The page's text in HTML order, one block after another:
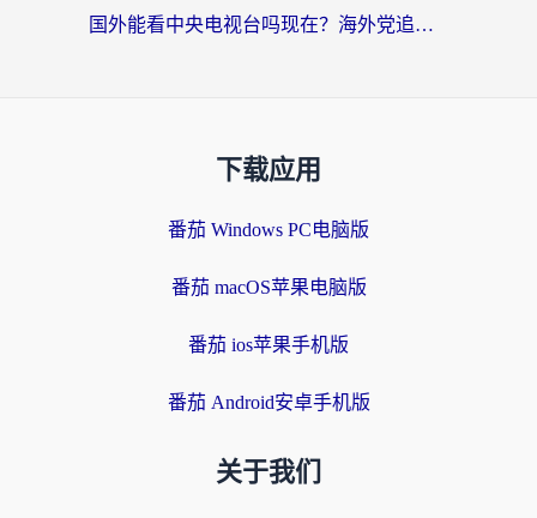
国外能看中央电视台吗现在？海外党追剧看央视的实用指南
下载应用
番茄 Windows PC电脑版
番茄 macOS苹果电脑版
番茄 ios苹果手机版
番茄 Android安卓手机版
关于我们